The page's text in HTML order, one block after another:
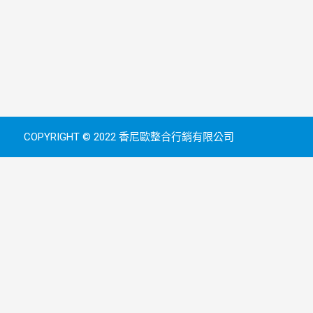
COPYRIGHT © 2022 香尼歐整合行銷有限公司